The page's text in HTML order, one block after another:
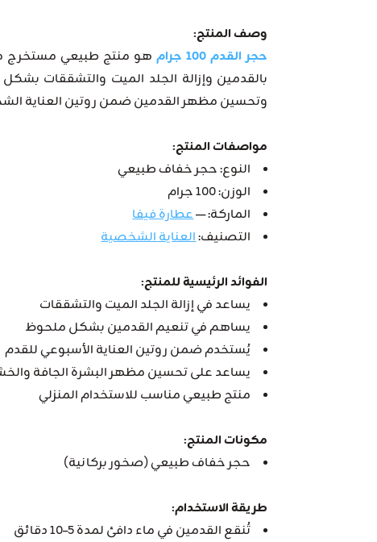
وصف المنتج:
حجر القدم 100 جرام
هو منتج طبيعي مستخرج من
بالقدمين وإزالة الجلد الميت والتشققات
وتحسين مظهر القدمين ضمن روتين العناية
مواصفات المنتج:
النوع: حجر خفاف طبيعي
الوزن: 100 جرام
الماركة: —عطارة فيفا
التصنيف:العناية الشخصية
الفوائد الرئيسية للمنتج:
يساعد في إزالة الجلد الميت والتشققات
يساهم في تنعيم القدمين بشكل ملحوظ
يُستخدم ضمن روتين العناية الأسبوعي للقدم
يساعد على تحسين مظهر البشرة الجافة
منتج طبيعي مناسب للاستخدام المنزلي
مكونات المنتج:
حجر خفاف طبيعي (صخور بركانية)
طريقة الاستخدام:
تُنقع القدمين في ماء دافئ لمدة 5–10 دقائق